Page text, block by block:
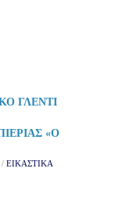
ΓΛΕΝΤΙ
«Ο
/ ΕΙΚΑΣΤΙΚΑ